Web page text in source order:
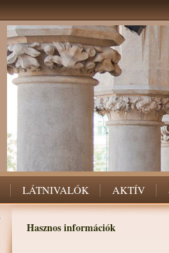
LÁTNIVALÓK AKTÍV
Hasznos információk